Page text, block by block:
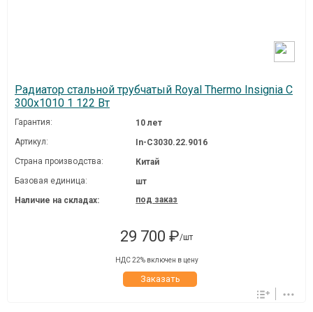
Радиатор стальной трубчатый Royal Thermo Insignia C
300x1010 1 122 Вт
Гарантия:
10 лет
Артикул:
In-C3030.22.9016
Страна производства:
Китай
Базовая единица:
шт
Наличие на складах:
под заказ
29 700 ₽/шт
НДС 22% включен в цену
Заказать